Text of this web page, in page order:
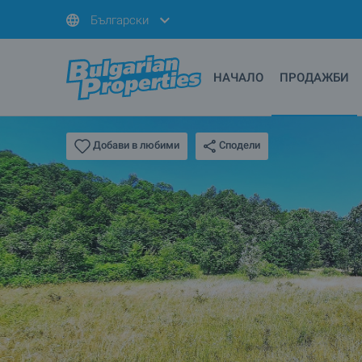
Български
НАЧАЛО ПРОДАЖБИ
Добави в любими Сподели